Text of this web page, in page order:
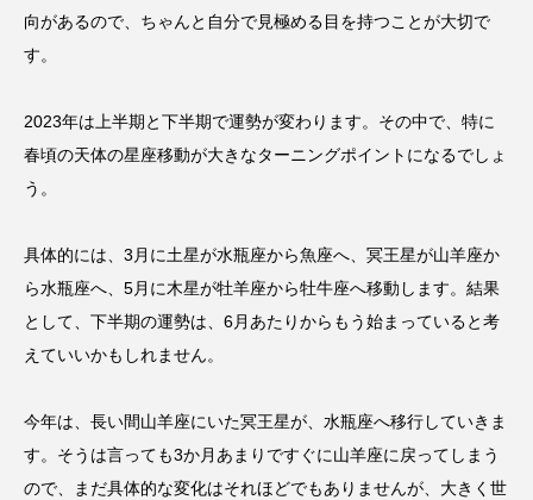
向があるので、ちゃんと自分で見極める目を持つことが大切で
す。
2023年は上半期と下半期で運勢が変わります。その中で、特に
春頃の天体の星座移動が大きなターニングポイントになるでしょ
う。
具体的には、3月に土星が水瓶座から魚座へ、冥王星が山羊座か
ら水瓶座へ、5月に木星が牡羊座から牡牛座へ移動します。結果
として、下半期の運勢は、6月あたりからもう始まっていると考
えていいかもしれません。
今年は、長い間山羊座にいた冥王星が、水瓶座へ移行していきま
す。そうは言っても3か月あまりですぐに山羊座に戻ってしまう
ので、まだ具体的な変化はそれほどでもありませんが、大きく世